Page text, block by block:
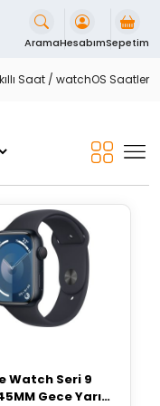
AramaHesabımSepetim
Saat / watchOS Saatler
Watch Seri 9
Gece Yarısı